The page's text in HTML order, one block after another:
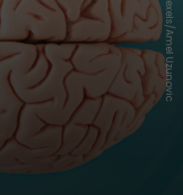
Pexels/Amel Uzunovic